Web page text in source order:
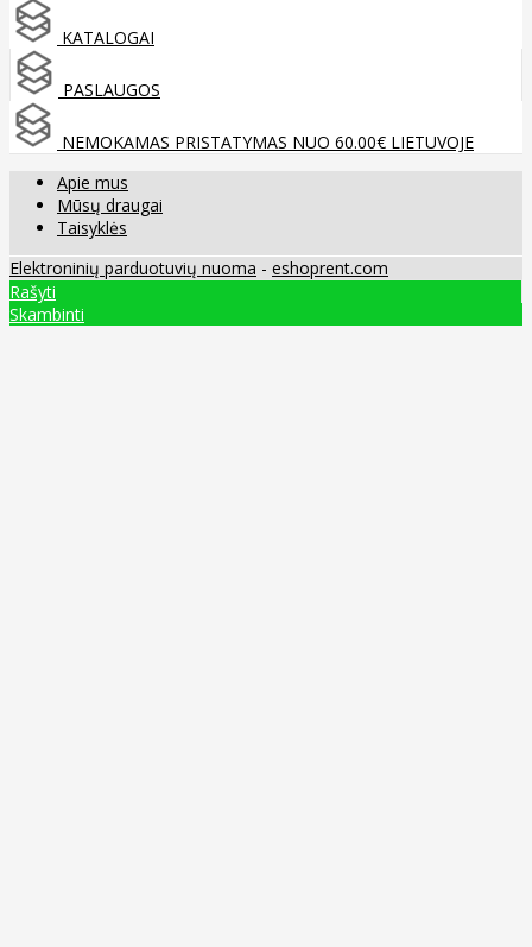
KATALOGAI
PASLAUGOS
NEMOKAMAS PRISTATYMAS NUO 60.00€ LIETUVOJE
Apie mus
Mūsų draugai
Taisyklės
Elektroninių parduotuvių nuoma - eshoprent.com
Rašyti
Skambinti